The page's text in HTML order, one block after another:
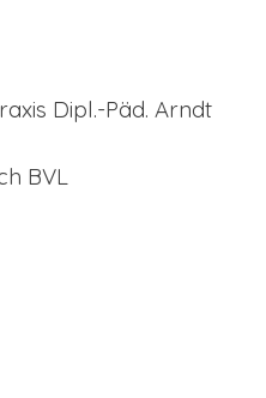
Dipl.-Päd. Arndt
BVL